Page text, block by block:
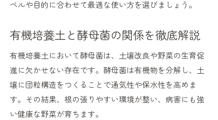
ベルや目的に合わせて最適な使い方を選びましょう。
有機培養土と酵母菌の関係を徹底解説
有機培養土において酵母菌は、土壌改良や野菜の生育促
進に欠かせない存在です。酵母菌は有機物を分解し、土
壌に団粒構造をつくることで通気性や保水性を高めま
す。その結果、根の張りやすい環境が整い、病害にも強
い健康な野菜が育ちます。